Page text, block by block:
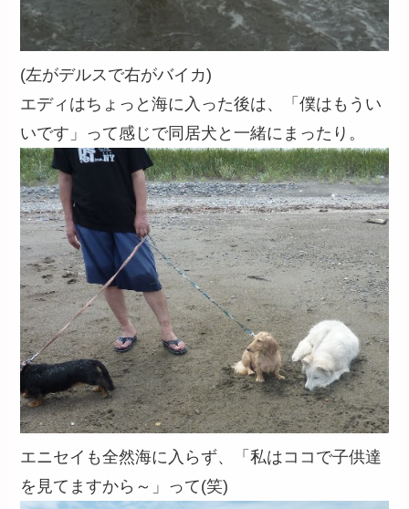
(左がデルスで右がバイカ)
エディはちょっと海に入った後は、「僕はもうい
いです」って感じで同居犬と一緒にまったり。
エニセイも全然海に入らず、「私はココで子供達
を見てますから～」って(笑)